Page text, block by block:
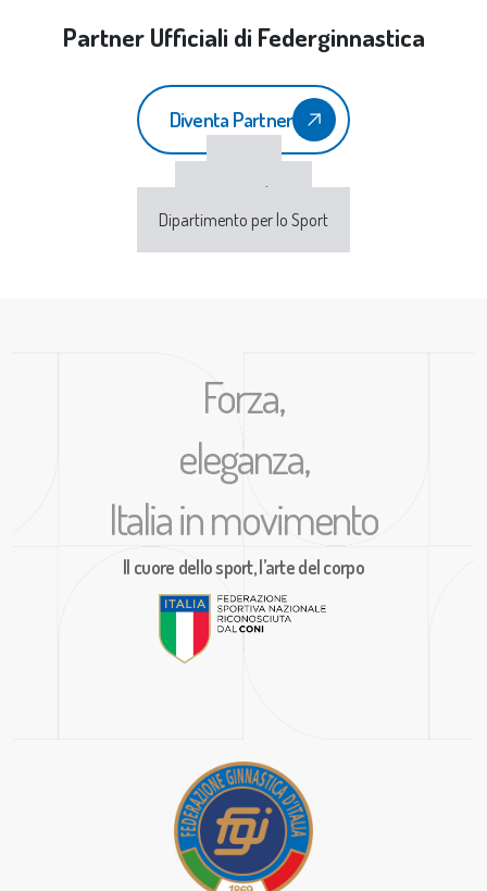
Partner Ufficiali di Federginnastica
Diventa Partner
Sport e Salute
Dipartimento per lo Sport
Forza,
eleganza,
Italia in movimento
Il cuore dello sport, l’arte del corpo